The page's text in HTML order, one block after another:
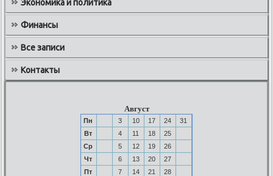
Экономика и политика
Финансы
Все записи
Контакты
Август
Пн 3 10 17 24
31
Вт
4 11 18
25
Ср
5 12 19
26
Чт
6 13 20
27
Пт
7 14 21
28